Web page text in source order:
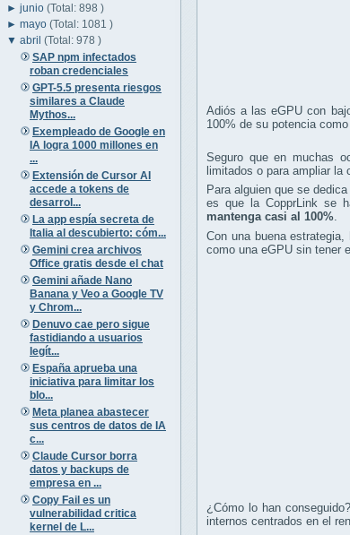
►junio(Total: 898 )
►mayo(Total: 1081 )
▼abril(Total: 978 )
SAP npm infectados
roban credenciales
GPT-5.5 presenta riesgos
similares a Claude
Mythos...
Exempleado de Google en
IA logra 1000 millones en
...
Extensión de Cursor AI
accede a tokens de
desarrol...
La app espía secreta de
Italia al descubierto: cóm...
Gemini crea archivos
Office gratis desde el chat
Gemini añade Nano
Banana y Veo a Google TV
y Chrom...
Denuvo cae pero sigue
fastidiando a usuarios
legít...
España aprueba una
iniciativa para limitar los
blo...
Meta planea abastecer
sus centros de datos de IA
c...
Claude Cursor borra
datos y backups de
empresa en ...
Copy Fail es un
vulnerabilidad critica
kernel de L...
Adiós a las eGPU con
100% de su potencia
Seguro que en muchas
limitados o para ampliar
Para alguien que se
es que la CopprLink se
mantenga casi al 100%.
Con una buena
como una eGPU sin tener
¿Cómo lo han
internos centrados en el